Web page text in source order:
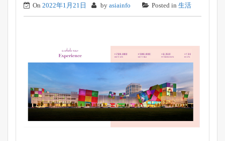
On 2022年1月21日 by asiainfo Posted in 生活